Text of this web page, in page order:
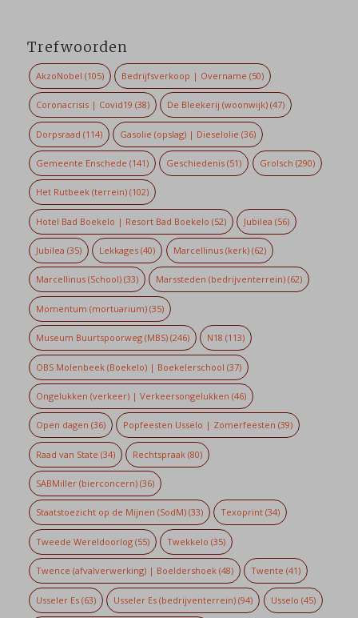
Trefwoorden
AkzoNobel (105) Bedrijfsverkoop | Overname (50)
Coronacrisis | Covid19 (38) De Bleekerij (woonwijk) (47)
Dorpsraad (114) Gasolie (opslag) | Dieselolie (36)
Gemeente Enschede (141) Geschiedenis (51) Grolsch (290)
Het Rutbeek (terrein)(102)
Hotel Bad Boekelo | Resort Bad Boekelo (52) Jubilea (56)
Jubilea (35) Lekkages (40) Marcellinus (kerk)(62)
Marcellinus (School)(33) Marssteden (bedrijventerrein) (62)
Momentum (mortuarium)(35)
Museum Buurtspoorweg (MBS)(246) N18 (113)
OBS Molenbeek (Boekelo) | Boekelerschool (37)
Ongelukken (verkeer) | Verkeersongelukken (46)
Open dagen (36) Popfeesten Usselo | Zomerfeesten (39)
Raad van State (34) Rechtspraak (80)
SABMiller (bierconcern)(36)
Staatstoezicht op de Mijnen (SodM)(33) Texoprint (34)
Tweede Wereldoorlog(55) Twekkelo (35)
Twence (afvalverwerking) | Boeldershoek(48) Twente (41)
Usseler Es(63) Usseler Es (bedrijventerrein) (94) Usselo (45)